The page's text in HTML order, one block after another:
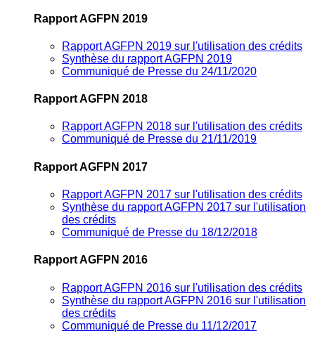
Rapport AGFPN 2019
Rapport AGFPN 2019 sur l'utilisation des crédits
Synthèse du rapport AGFPN 2019
Communiqué de Presse du 24/11/2020
Rapport AGFPN 2018
Rapport AGFPN 2018 sur l'utilisation des crédits
Communiqué de Presse du 21/11/2019
Rapport AGFPN 2017
Rapport AGFPN 2017 sur l'utilisation des crédits
Synthèse du rapport AGFPN 2017 sur l'utilisation
des crédits
Communiqué de Presse du 18/12/2018
Rapport AGFPN 2016
Rapport AGFPN 2016 sur l'utilisation des crédits
Synthèse du rapport AGFPN 2016 sur l'utilisation
des crédits
Communiqué de Presse du 11/12/2017